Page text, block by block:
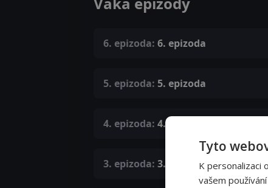
6. epizoda: 6. epizoda
5. epizoda: 5. epizoda
4. epizoda: 4. epizoda
3. epizoda: 3. epizoda
Tyto
K personalizaci
vašem